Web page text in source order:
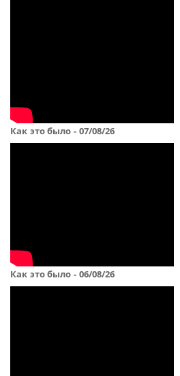
Как это было - 07/08/26
Как это было - 06/08/26